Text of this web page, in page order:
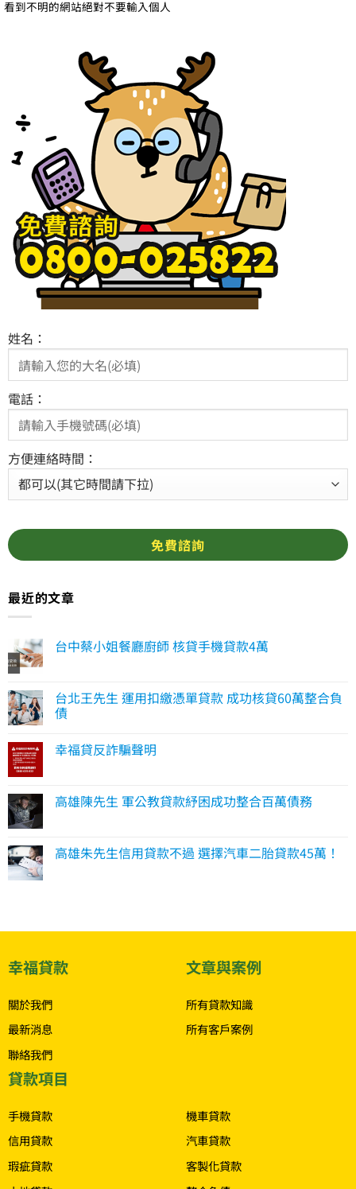
看到不明的網站絕對不要輸入個人
姓名：
電話：
方便連絡時間：
最近的文章
台中蔡小姐餐廳廚師 核貸手機貸款4萬
台北王先生 運用扣繳憑單貸款 成功核貸60萬整合負
債
幸福貸反詐騙聲明
高雄陳先生 軍公教貸款紓困成功整合百萬債務
高雄朱先生信用貸款不過 選擇汽車二胎貸款45萬！
幸福貸款
關於我們
最新消息
聯絡我們
文章與案例
所有貸款知識
所有客戶案例
貸款項目
手機貸款
信用貸款
瑕疵貸款
機車貸款
汽車貸款
客製化貸款